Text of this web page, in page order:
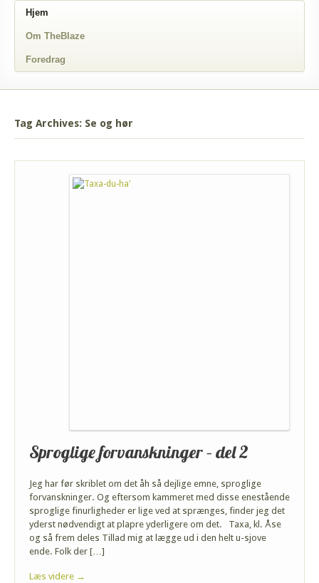
Hjem
Om TheBlaze
Foredrag
Tag Archives: Se og hør
Sproglige forvanskninger – del 2
Jeg har før skriblet om det åh så dejlige emne, sproglige
forvanskninger. Og eftersom kammeret med disse enestående
sproglige finurligheder er lige ved at sprænges, finder jeg det
yderst nødvendigt at plapre yderligere om det. Taxa, kl. Åse
og så frem deles Tillad mig at lægge ud i den helt u-sjove
ende. Folk der […]
Læs videre →